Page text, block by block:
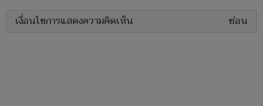
เงื่อนไขการแสดงความคิดเห็น ซ่อน